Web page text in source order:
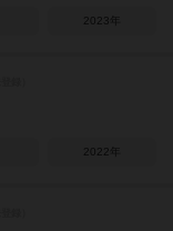
2023年
2022年